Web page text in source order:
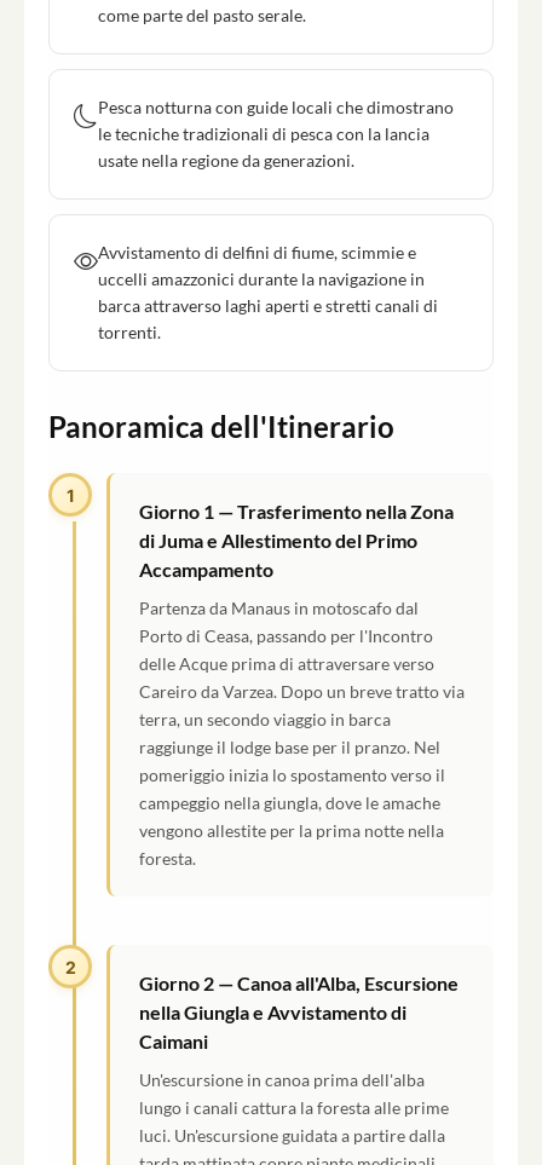
come parte del pasto serale.
Pesca notturna con guide locali che dimostrano
le tecniche tradizionali di pesca con la lancia
usate nella regione da generazioni.
Avvistamento di delfini di fiume, scimmie e
uccelli amazzonici durante la navigazione in
barca attraverso laghi aperti e stretti canali di
torrenti.
Panoramica dell'Itinerario
1
Giorno 1 — Trasferimento nella Zona
di Juma e Allestimento del Primo
Accampamento
Partenza da Manaus in motoscafo dal
Porto di Ceasa, passando per l'Incontro
delle Acque prima di attraversare verso
Careiro da Varzea. Dopo un breve tratto via
terra, un secondo viaggio in barca
raggiunge il lodge base per il pranzo. Nel
pomeriggio inizia lo spostamento verso il
campeggio nella giungla, dove le amache
vengono allestite per la prima notte nella
foresta.
2
Giorno 2 — Canoa all'Alba, Escursione
nella Giungla e Avvistamento di
Caimani
Un'escursione in canoa prima dell'alba
lungo i canali cattura la foresta alle prime
luci. Un'escursione guidata a partire dalla